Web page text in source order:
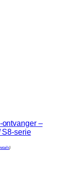
–
S8-serie
)